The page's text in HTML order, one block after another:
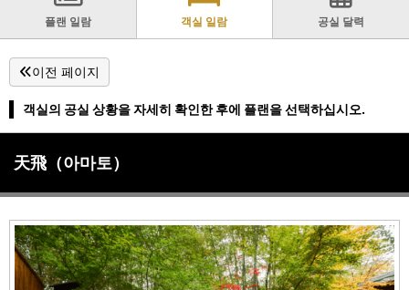
플랜 일람 객실 일람 공실 달력
이전 페이지
객실의 공실 상황을 자세히 확인한 후에 플랜을 선택하십시오.
天飛（아마토）